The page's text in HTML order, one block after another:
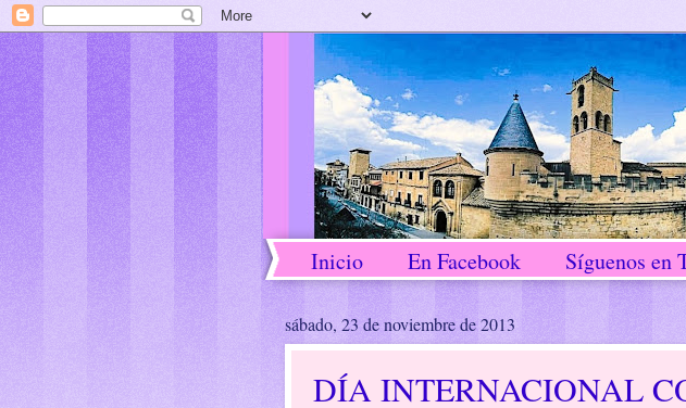
Inicio En Facebook Síguenos en
sábado, 23 de noviembre de 2013
DÍA INTERNACIONAL